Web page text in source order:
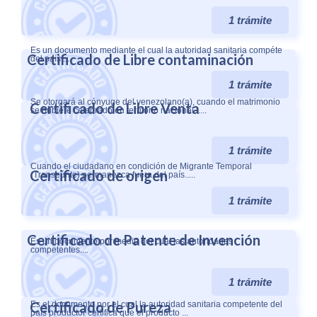
1 trámite
Certificado de Libre contaminación
Es un documento mediante el cual la autoridad sanitaria compéte
del país....
1 trámite
Certificado de Libre Venta
Se otorgará al cónyuge del venezolano(a), cuando el matrimonio
se hubiere celebrado en territorio nacional......
1 trámite
Certificado de origen
Cuando el ciudadano en condición de Migrante Temporal
(Transeúnte) permanezca fuera del país.....
1 trámite
Certificado de Patente de Invención
Es un documento por medio del cual las autoridades
competentes....
1 trámite
Certificado de Pureza
Es el documento por el cual la autoridad sanitaria competente del
país productor certifica que el producto ...